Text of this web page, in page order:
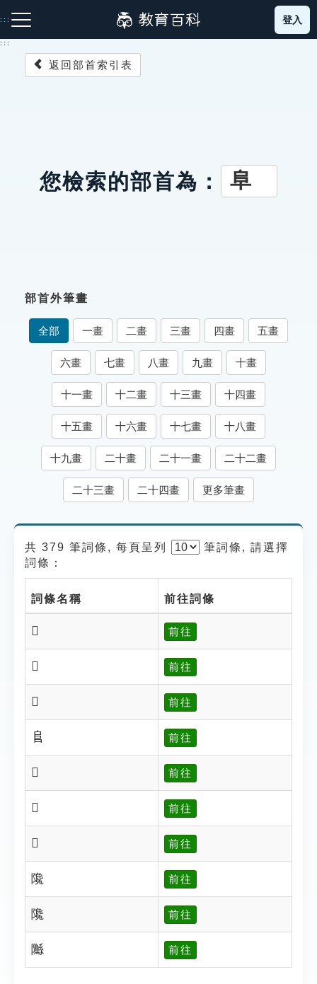
到
主
:::
成語故事
索引選單
知識索引
單字索引
生命大百科索引
遊戲專區
貓頭鷹博士
登入
:::
返回部首索引表
您檢索的部首為： 阜
部首外筆畫
全部 一畫 二畫 三畫 四畫 五畫
六畫 七畫 八畫 九畫 十畫
十一畫 十二畫 十三畫 十四畫
十五畫 十六畫 十七畫 十八畫
十九畫 二十畫 二十一畫 二十二畫
二十三畫 二十四畫 更多筆畫
共 379 筆詞條, 每頁呈列 筆詞條, 請選擇
詞條：
詞條名稱 前往詞條
𨸐 前往
𨸑 前往
𨸒 前往
𨸏 前往
𠭔 前往
𠁲 前往
𠃂 前往
䧯 前往
䧯 前往
䧰 前往